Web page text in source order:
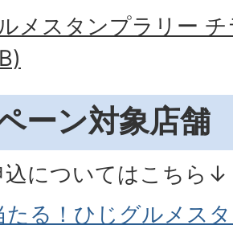
メスタンプラリー
ーン対象店舗
込についてはこちら↓
たる！ひじグルメス